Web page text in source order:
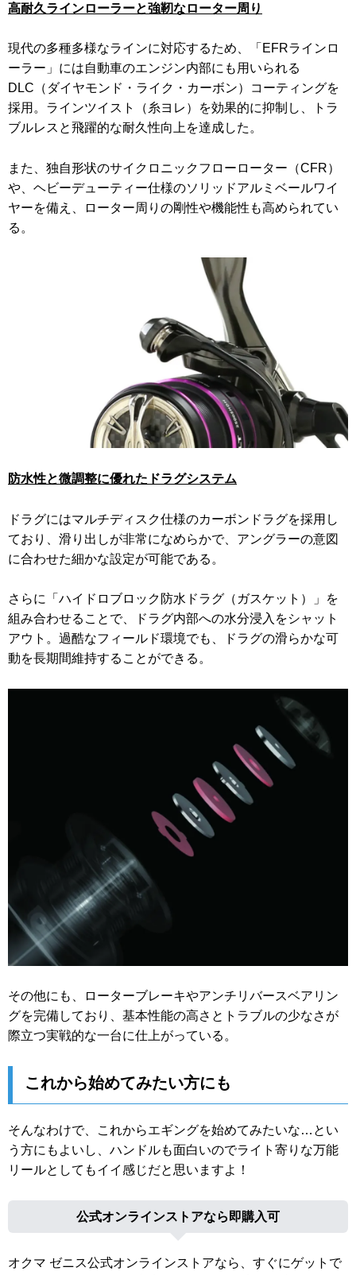
高耐久ラインローラーと強靭なローター周り
現代の多種多様なラインに対応するため、「EFRラインロ
ーラー」には自動車のエンジン内部にも用いられる
DLC（ダイヤモンド・ライク・カーボン）コーティングを
採用。ラインツイスト（糸ヨレ）を効果的に抑制し、トラ
ブルレスと飛躍的な耐久性向上を達成した。
また、独自形状のサイクロニックフローローター（CFR）
や、ヘビーデューティー仕様のソリッドアルミベールワイ
ヤーを備え、ローター周りの剛性や機能性も高められてい
る。
防水性と微調整に優れたドラグシステム
ドラグにはマルチディスク仕様のカーボンドラグを採用し
ており、滑り出しが非常になめらかで、アングラーの意図
に合わせた細かな設定が可能である。
さらに「ハイドロブロック防水ドラグ（ガスケット）」を
組み合わせることで、ドラグ内部への水分浸入をシャット
アウト。過酷なフィールド環境でも、ドラグの滑らかな可
動を長期間維持することができる。
その他にも、ローターブレーキやアンチリバースベアリン
グを完備しており、基本性能の高さとトラブルの少なさが
際立つ実戦的な一台に仕上がっている。
これから始めてみたい方にも
そんなわけで、これからエギングを始めてみたいな…とい
う方にもよいし、ハンドルも面白いのでライト寄りな万能
リールとしてもイイ感じだと思いますよ！
公式オンラインストアなら即購入可
オクマ ゼニス公式オンラインストアなら、すぐにゲットで